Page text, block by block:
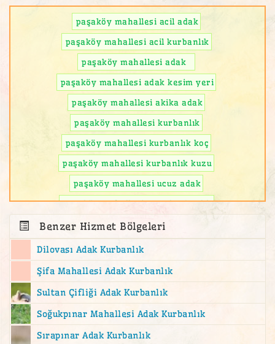
paşaköy mahallesi acil adak
paşaköy mahallesi acil kurbanlık
paşaköy mahallesi adak
paşaköy mahallesi adak kesim yeri
paşaköy mahallesi akika adak
paşaköy mahallesi kurbanlık
paşaköy mahallesi kurbanlık koç
paşaköy mahallesi kurbanlık kuzu
paşaköy mahallesi ucuz adak
paşaköy mahallesi ucuz kurbanlık
Benzer Hizmet Bölgeleri
Dilovası Adak Kurbanlık
Şifa Mahallesi Adak Kurbanlık
Sultan Çifliği Adak Kurbanlık
Soğukpınar Mahallesi Adak Kurbanlık
Sırapınar Adak Kurbanlık